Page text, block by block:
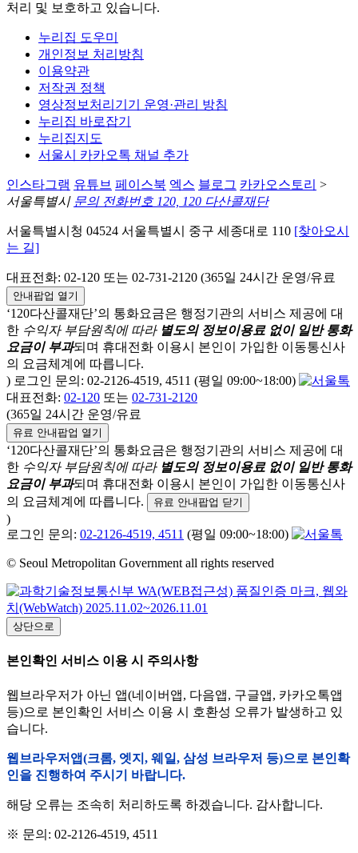
처리 및 보호하고 있습니다.
누리집 도우미
개인정보 처리방침
이용약관
저작권 정책
영상정보처리기기 운영·관리 방침
누리집 바로잡기
누리집지도
서울시 카카오톡 채널 추가
인스타그램 유튜브 페이스북 엑스 블로그 카카오스토리 >
서울특별시 문의 전화번호 120, 120 다산콜재단
서울특별시청 04524 서울특별시 중구 세종대로 110 [찾아오시
는 길]
대표전화: 02-120 또는 02-731-2120 (365일 24시간 운영/유료
안내팝업 열기
‘120다산콜재단’의 통화요금은 행정기관의 서비스 제공에 대
한 수익자 부담원칙에 따라 별도의 정보이용료 없이 일반 통화
요금이 부과되며 휴대전화 이용시 본인이 가입한 이동통신사
의 요금체계에 따릅니다.
) 로그인 문의: 02-2126-4519, 4511 (평일 09:00~18:00)
대표전화: 02-120 또는 02-731-2120
(365일 24시간 운영/유료
유료 안내팝업 열기
‘120다산콜재단’의 통화요금은 행정기관의 서비스 제공에 대
한 수익자 부담원칙에 따라 별도의 정보이용료 없이 일반 통화
요금이 부과되며 휴대전화 이용시 본인이 가입한 이동통신사
의 요금체계에 따릅니다.
유료 안내팝업 닫기
)
로그인 문의: 02-2126-4519, 4511 (평일 09:00~18:00)
© Seoul Metropolitan Government all rights reserved
상단으로
본인확인 서비스 이용 시 주의사항
웹브라우저가 아닌 앱(네이버앱, 다음앱, 구글앱, 카카오톡앱
등)으로 본인확인 서비스 이용 시 호환성 오류가 발생하고 있
습니다.
웹브라우저앱(크롬, 엣지, 웨일, 삼성 브라우저 등)으로 본인확
인을 진행하여 주시기 바랍니다.
해당 오류는 조속히 처리하도록 하겠습니다. 감사합니다.
※ 문의: 02-2126-4519, 4511